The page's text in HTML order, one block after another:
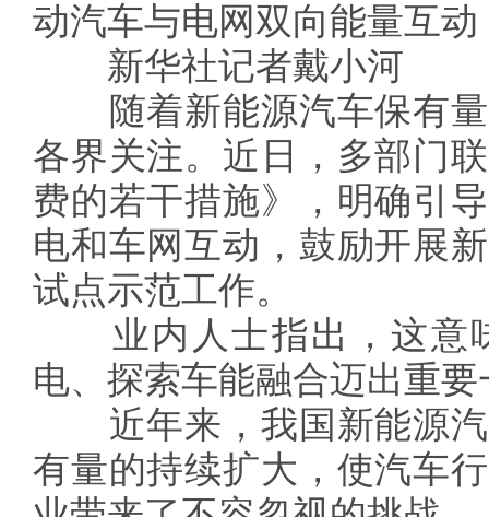
动汽车与电网双向能量互动
新华社记者戴小河
随着新能源汽车保有量
各界关注。近日，多部门
费的若干措施》，明确引
电和车网互动，鼓励开展
试点示范工作。
业内人士指出，这意
电、探索车能融合迈出重要
近年来，我国新能源汽
有量的持续扩大，使汽车